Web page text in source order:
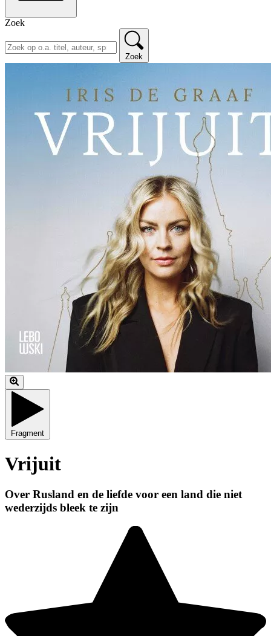
Zoek
Zoek
Fragment
Vrijuit
Over Rusland en de liefde voor een land die niet
wederzijds bleek te zijn